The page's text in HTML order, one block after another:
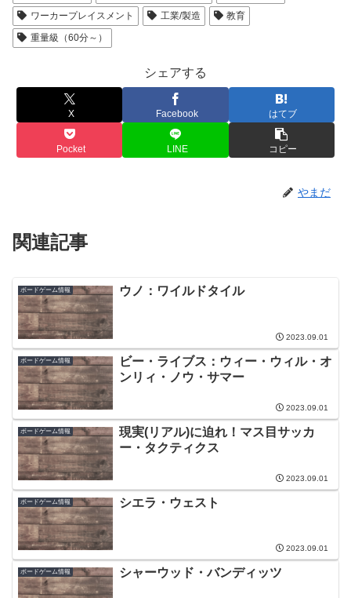
ワーカープレイスメント
工業/製造
教育
重量級（60分～）
シェアする
X Facebook はてブ
Pocket LINE コピー
やまだ
関連記事
ボードゲーム情報 ウノ：ワイルドタイル
2023.09.01
ボードゲーム情報
ビー・ライブス：ウィー・ウィル・オ
ンリィ・ノウ・サマー
2023.09.01
ボードゲーム情報
現実(リアル)に迫れ！マス目サッカ
ー・タクティクス
2023.09.01
ボードゲーム情報 シエラ・ウェスト
2023.09.01
ボードゲーム情報 シャーウッド・バンディッツ